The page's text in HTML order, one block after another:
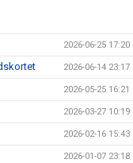
2026-06-25 17:20
2026-06-14 23:17
2026-05-25 16:21
2026-03-27 10:19
2026-02-16 15:43
2026-01-07 23:18